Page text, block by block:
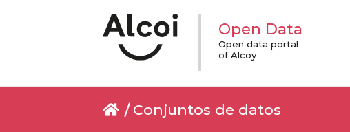
Open Data
Open data portal
of Alcoy
Conjuntos de datos